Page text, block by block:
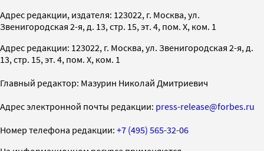
Адрес редакции, издателя: 123022, г. Москва, ул.
Звенигородская 2-я, д. 13, стр. 15, эт. 4, пом. X, ком. 1
Адрес редакции: 123022, г. Москва, ул. Звенигородская 2-я, д.
13, стр. 15, эт. 4, пом. X, ком. 1
Главный редактор: Мазурин Николай Дмитриевич
Адрес электронной почты редакции: press-release@forbes.ru
Номер телефона редакции: +7 (495) 565-32-06